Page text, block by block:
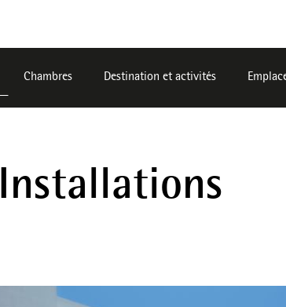
Chambres Destination et activités
Installations